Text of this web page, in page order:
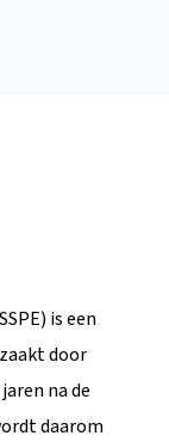
is een
door
na de
daarom